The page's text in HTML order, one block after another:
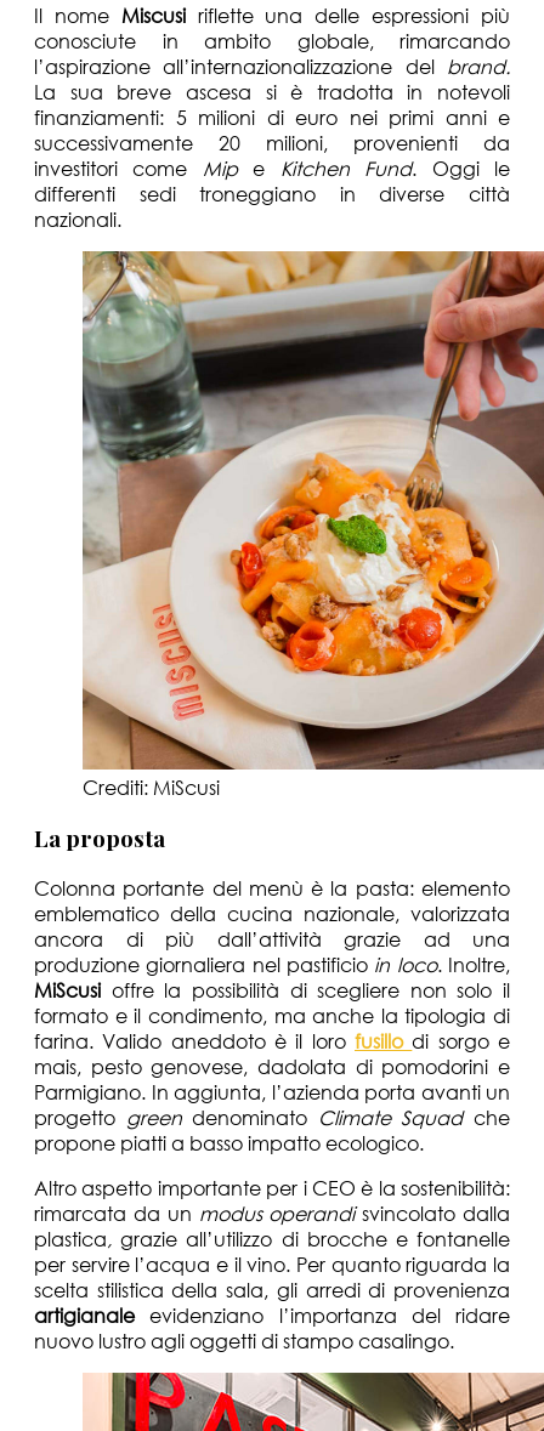
Il nome Miscusiriflette una delle espressioni più
conosciute in ambito globale, rimarcando
l’aspirazione all’internazionalizzazione del brand.
La sua breve ascesa si è tradotta in notevoli
finanziamenti: 5 milioni di euro nei primi anni e
successivamente 20 milioni, provenienti da
investitori come Mipe Kitchen Fund. Oggi le
differenti sedi troneggiano in diverse città
nazionali.
Crediti: MiScusi
La proposta
Colonna portante del menù è la pasta: elemento
emblematico della cucina nazionale, valorizzata
ancora di più dall’attività grazie ad una
produzione giornaliera nel pastificio in loco. Inoltre,
MiScusioffre la possibilità di scegliere non solo il
formato e il condimento, ma anche la tipologia di
farina. Valido aneddoto è il loro fusillodi sorgo e
mais, pesto genovese, dadolata di pomodorini e
Parmigiano. In aggiunta, l’azienda porta avanti un
progetto greendenominato Climate Squadche
propone piatti a basso impatto ecologico.
Altro aspetto importante per i CEO è la sostenibilità:
rimarcata da un modus operandisvincolato dalla
plastica,grazie all’utilizzo di brocche e fontanelle
per servire l’acqua e il vino. Per quanto riguarda la
scelta stilistica della sala, gli arredi di provenienza
artigianaleevidenziano l’importanza del ridare
nuovo lustro agli oggetti di stampo casalingo.